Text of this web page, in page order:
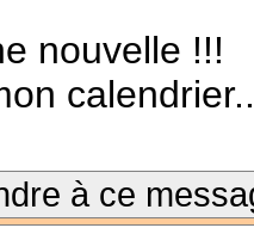
nouvelle !!!
à ce